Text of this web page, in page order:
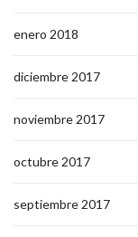
enero 2018
diciembre 2017
noviembre 2017
octubre 2017
septiembre 2017